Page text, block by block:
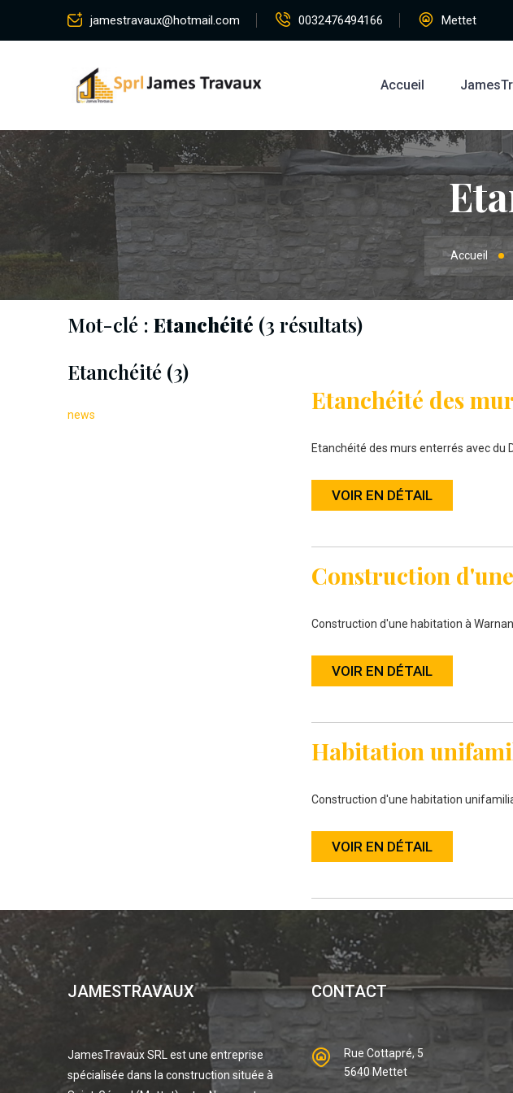
jamestravaux@hotmail.com 0032476494166 Mettet
Accueil
Accueil
Mot-clé : Etanchéité (3 résultats)
Etanchéité (3)
news Etanchéité des
Etanchéité des murs enterrés avec du
VOIR EN DÉTAIL
Construction
Construction d'une habitation à
VOIR EN DÉTAIL
Habitation
Construction d'une habitation
VOIR EN DÉTAIL
JAMESTRAVAUX
JamesTravaux SRL est une entreprise
spécialisée dans la construction située à
CONTACT
Rue Cottapré, 5
5640 Mettet